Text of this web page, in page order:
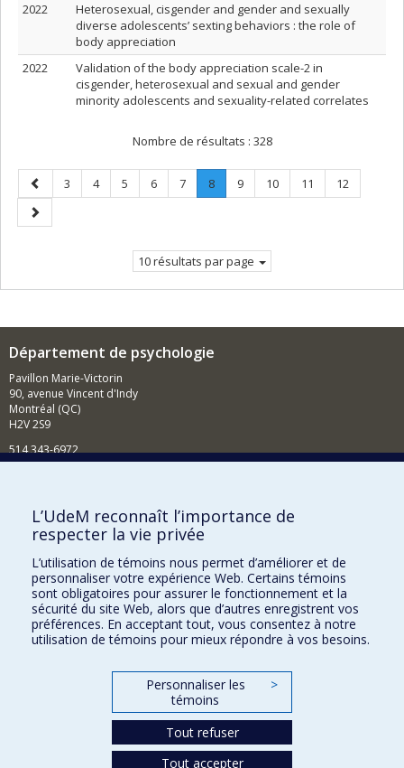
2022
Heterosexual, cisgender and gender and sexually
diverse adolescents’ sexting behaviors : the role of
body appreciation
2022
Validation of the body appreciation scale-2 in
cisgender, heterosexual and sexual and gender
minority adolescents and sexuality-related correlates
Nombre de résultats : 328
Page
précédente
Page
3 Page
4 Page
5 Page
6 Page
7 Page
8.
Page
Page
9 Page
10 Page
11 Page
12
Page
suivante
10 résultats par page
Département de psychologie
Pavillon Marie-Victorin
90, avenue Vincent d'Indy
Montréal (QC)
H2V 2S9
514 343-6972
Comment soutenir le Département?
BESOIN D'AIDE?
Plan du site
Signaler une erreur
Accessibilité
FACULTÉ DES ARTS ET DES SCIENCES
Nos départements et écoles
L’UdeM reconnaît l’importance de
respecter la vie privée
L’utilisation de témoins nous permet d’améliorer et de
personnaliser votre expérience Web. Certains témoins
sont obligatoires pour assurer le fonctionnement et la
sécurité du site Web, alors que d’autres enregistrent vos
préférences. En acceptant tout, vous consentez à notre
utilisation de témoins pour mieux répondre à vos besoins.
Personnaliser les
témoins
>
Tout refuser
Tout accepter